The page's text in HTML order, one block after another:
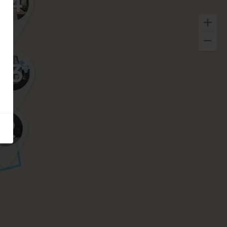
13